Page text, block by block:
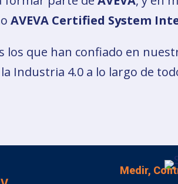
AVEVA Certified System
los que han confiado en
Industria 4.0 a lo largo de
Medir,